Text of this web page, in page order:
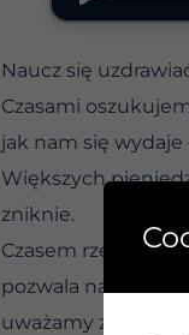
Naucz się
Czasami
jak nam się
Większych
zniknie.
Czasem
pozwala naprawić
uważamy za